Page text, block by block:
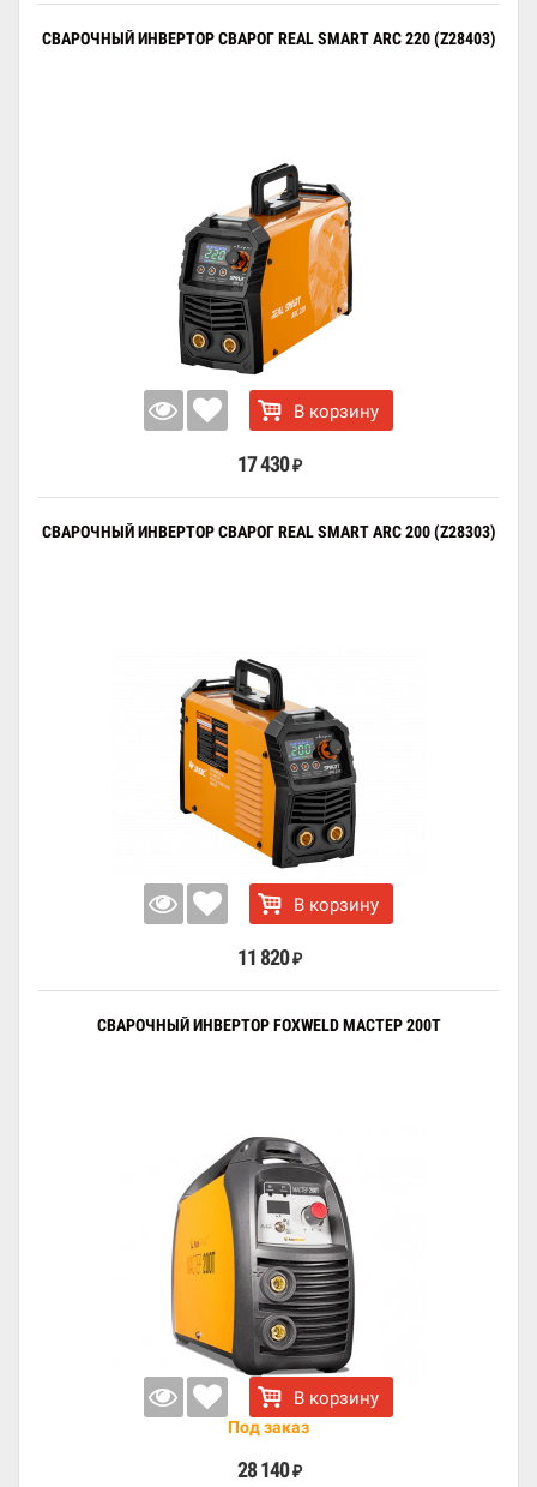
СВАРОЧНЫЙ ИНВЕРТОР СВАРОГ REAL SMART ARC 220 (Z28403)
В корзину
17 430 ₽
СВАРОЧНЫЙ ИНВЕРТОР СВАРОГ REAL SMART ARC 200 (Z28303)
В корзину
11 820 ₽
СВАРОЧНЫЙ ИНВЕРТОР FOXWELD МАСТЕР 200Т
В корзину
Под заказ
28 140 ₽